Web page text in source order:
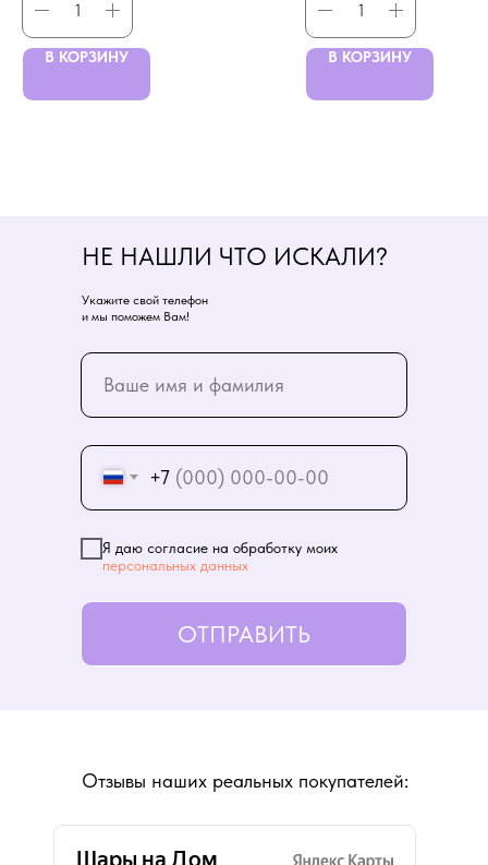
В КОРЗИНУ В КОРЗИНУ
+7
Я даю согласие на обработку моих
персональных данных
ОТПРАВИТЬ
НЕ НАШЛИ ЧТО ИСКАЛИ?
Укажите свой телефон
и мы поможем Вам!
Отзывы наших реальных покупателей: